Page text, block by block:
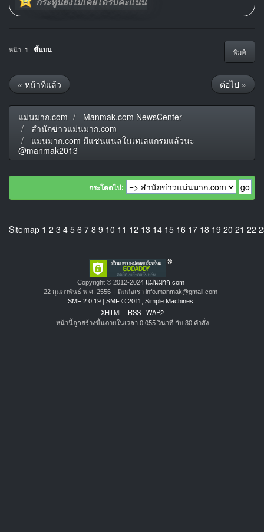
พิมพ์
หน้า: 1 ขึ้นบน
« หน้าที่แล้ว ต่อไป »
แม่นมาก.com
Manmak.com NewsCenter
สำนักข่าวแม่นมาก.com
แม่นมาก.com มีแชนแนลในเทเลแกรมแล้วนะ
@manmak2013
กระโดดไป:
Sitemap 1 2 3 4 5 6 7 8 9 10 11 12 13 14 15 16 17 18 19 20 21 22
Copyright © 2012-2024 แม่นมาก.com
22 กุมภาพันธ์ พ.ศ. 2556 | ติดต่อเรา info.manmak@gmail.com
SMF 2.0.19
SMF © 2011 Simple Machines
XHTML RSS WAP2
หน้านี้ถูกสร้างขึ้นภายในเวลา 0.055 วินาที กับ 30 คำสั่ง